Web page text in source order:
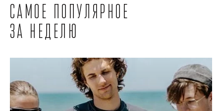
Самое популярное
за неделю